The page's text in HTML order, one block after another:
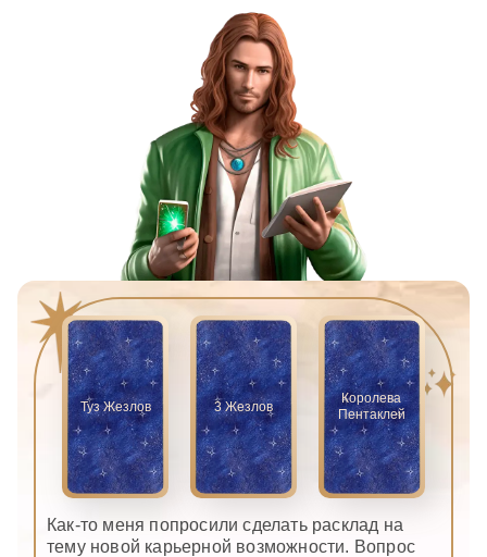
Туз Жезлов 3 Жезлов
Королева
Пентаклей
Как-то меня попросили сделать расклад на
тему новой карьерной возможности. Вопрос